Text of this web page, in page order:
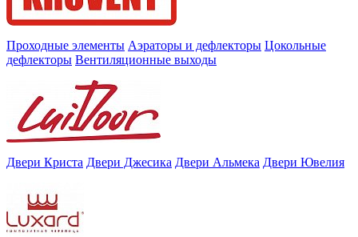
Проходные элементы Аэраторы и дефлекторы Цокольные
дефлекторы Вентиляционные выходы
Двери Криста Двери Джесика Двери Альмека Двери Ювелия